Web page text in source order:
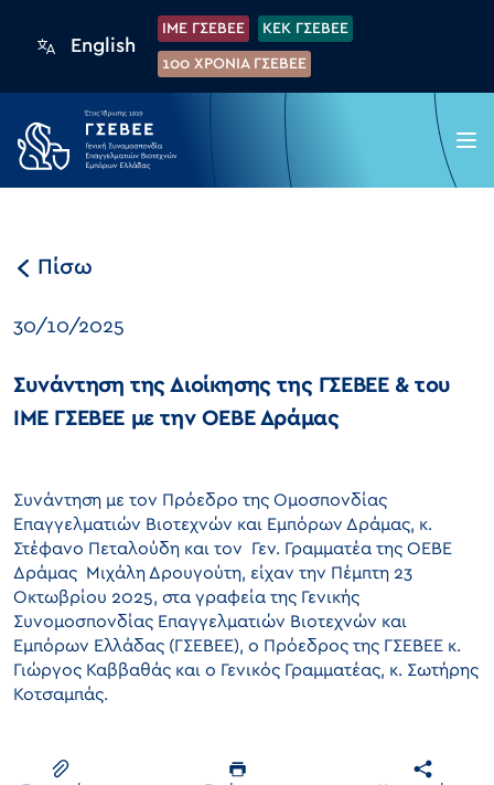
English
IME ΓΣΕΒΕΕ KEK ΓΣΕΒΕΕ
100 XPONIA ΓΣΕΒΕΕ
Πίσω
30/10/2025
Συνάντηση της Διοίκησης της ΓΣΕΒΕΕ & του
ΙΜΕ ΓΣΕΒΕΕ με την ΟΕΒΕ Δράμας
Συνάντηση με τον Πρόεδρο της Ομοσπονδίας
Επαγγελματιών Βιοτεχνών και Εμπόρων Δράμας, κ.
Στέφανο Πεταλούδη και τον Γεν. Γραμματέα της ΟΕΒΕ
Δράμας Μιχάλη Δρουγούτη, είχαν την Πέμπτη 23
Οκτωβρίου 2025, στα γραφεία της Γενικής
Συνομοσπονδίας Επαγγελματιών Βιοτεχνών και
Εμπόρων Ελλάδας (ΓΣΕΒΕΕ), ο Πρόεδρος της ΓΣΕΒΕΕ κ.
Γιώργος Καββαθάς και ο Γενικός Γραμματέας, κ. Σωτήρης
Κοτσαμπάς.